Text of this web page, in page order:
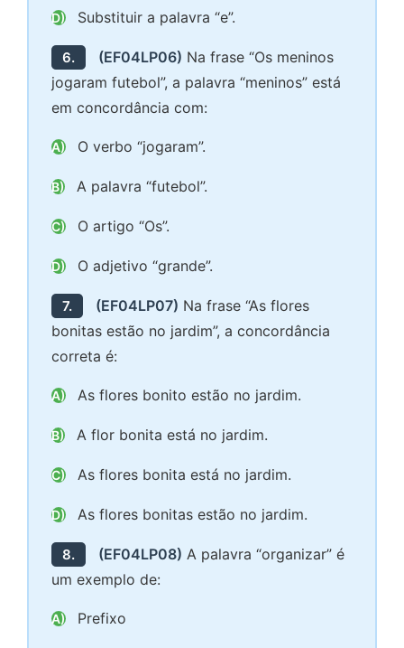
D) Substituir a palavra “e”.
6. (EF04LP06) Na frase “Os meninos
jogaram futebol”, a palavra “meninos” está
em concordância com:
A) O verbo “jogaram”.
B) A palavra “futebol”.
C) O artigo “Os”.
D) O adjetivo “grande”.
7. (EF04LP07) Na frase “As flores
bonitas estão no jardim”, a concordância
correta é:
A) As flores bonito estão no jardim.
B) A flor bonita está no jardim.
C) As flores bonita está no jardim.
D) As flores bonitas estão no jardim.
8. (EF04LP08) A palavra “organizar” é
um exemplo de:
A) Prefixo